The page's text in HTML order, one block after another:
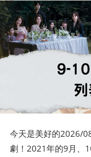
今天是美好的2026/
劇！2021年的9月、